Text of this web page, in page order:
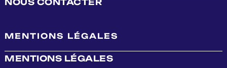
MENTIONS LÉGALES
MENTIONS LÉGALES